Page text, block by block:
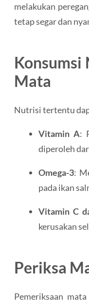
melakukan
tetap segar dan
Konsumsi
Mata
Nutrisi tertentu
Vitamin A:
diperoleh
Omega-3:
pada ikan
Vitamin C
kerusakan
Periksa
Pemeriksaan